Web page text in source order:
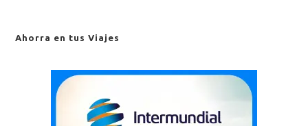
Ahorra en tus Viajes